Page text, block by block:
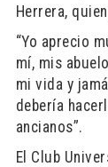
Herrera,
“Yo aprecio
mí, mis
mi vida y
debería
ancianos”.
El Club